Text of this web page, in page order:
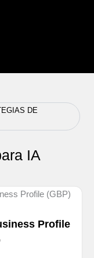
DE
IA
Profile